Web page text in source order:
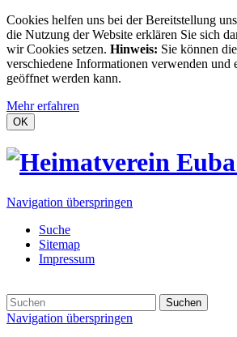
Cookies helfen uns bei der Bereitstellung
die Nutzung der Website erklären Sie sich
wir Cookies setzen. Hinweis: Sie können
verschiedene Informationen verwenden und
geöffnet werden kann.
Mehr erfahren
OK
Navigation überspringen
Suche
Sitemap
Impressum
Suchen
Navigation überspringen